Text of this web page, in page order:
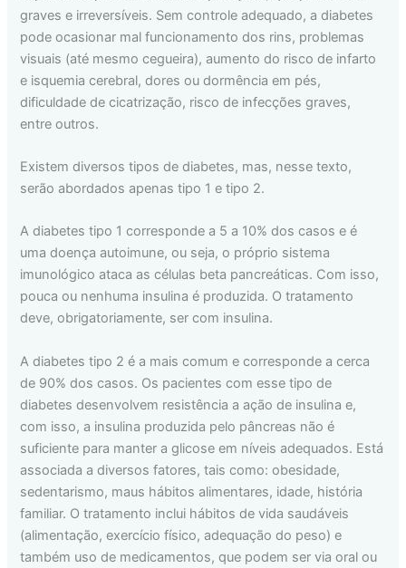
graves e irreversíveis. Sem controle adequado, a diabetes
pode ocasionar mal funcionamento dos rins, problemas
visuais (até mesmo cegueira), aumento do risco de infarto
e isquemia cerebral, dores ou dormência em pés,
dificuldade de cicatrização, risco de infecções graves,
entre outros.
Existem diversos tipos de diabetes, mas, nesse texto,
serão abordados apenas tipo 1 e tipo 2.
A diabetes tipo 1 corresponde a 5 a 10% dos casos e é
uma doença autoimune, ou seja, o próprio sistema
imunológico ataca as células beta pancreáticas. Com isso,
pouca ou nenhuma insulina é produzida. O tratamento
deve, obrigatoriamente, ser com insulina.
A diabetes tipo 2 é a mais comum e corresponde a cerca
de 90% dos casos. Os pacientes com esse tipo de
diabetes desenvolvem resistência a ação de insulina e,
com isso, a insulina produzida pelo pâncreas não é
suficiente para manter a glicose em níveis adequados. Está
associada a diversos fatores, tais como: obesidade,
sedentarismo, maus hábitos alimentares, idade, história
familiar. O tratamento inclui hábitos de vida saudáveis
(alimentação, exercício físico, adequação do peso) e
também uso de medicamentos, que podem ser via oral ou